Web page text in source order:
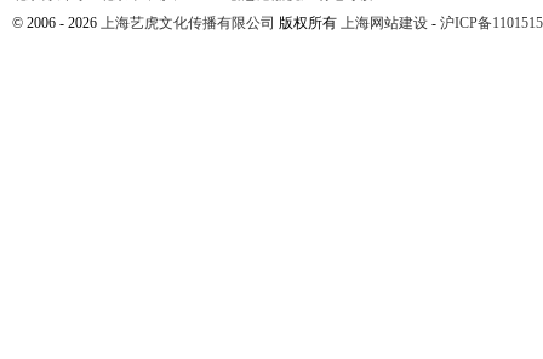
© 2006 - 2026 上海艺虎文化传播有限公司 版权所有 上海网站建设 - 沪ICP备